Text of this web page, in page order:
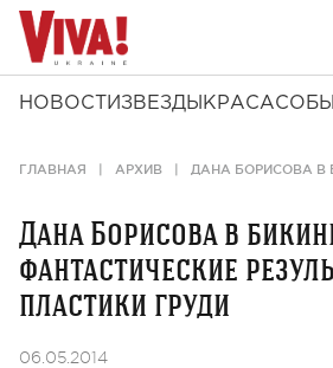
НОВОСТИ ЗВЕЗДЫ КРАСА
ГЛАВНАЯ АРХИВ ДАНА БОРИСОВА В
Дана Борисова в
фантастические
пластики груди
06.05.2014